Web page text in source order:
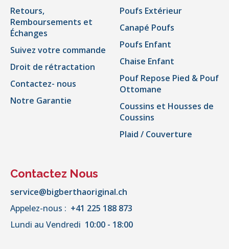
Retours,
Remboursements et
Échanges
Suivez votre commande
Droit de rétractation
Contactez- nous
Notre Garantie
Poufs Extérieur
Canapé Poufs
Poufs Enfant
Chaise Enfant
Pouf Repose Pied & Pouf
Ottomane
Coussins et Housses de
Coussins
Plaid / Couverture
Contactez Nous
service@bigberthaoriginal.ch
Appelez-nous : +41 225 188 873
Lundi au Vendredi 10:00 - 18:00